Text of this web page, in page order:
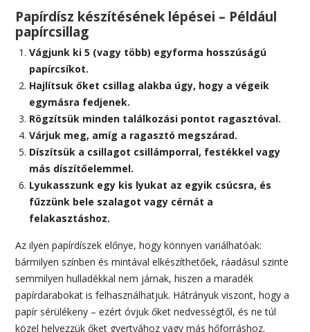
Papírdísz készítésének lépései – Például
papírcsillag
Vágjunk ki 5 (vagy több) egyforma hosszúságú
papírcsíkot.
Hajlítsuk őket csillag alakba úgy, hogy a végeik
egymásra fedjenek.
Rögzítsük minden találkozási pontot ragasztóval.
Várjuk meg, amíg a ragasztó megszárad.
Díszítsük a csillagot csillámporral, festékkel vagy
más díszítőelemmel.
Lyukasszunk egy kis lyukat az egyik csúcsra, és
fűzzünk bele szalagot vagy cérnát a
felakasztáshoz.
Az ilyen papírdíszek előnye, hogy könnyen variálhatóak:
bármilyen színben és mintával elkészíthetőek, ráadásul szinte
semmilyen hulladékkal nem járnak, hiszen a maradék
papírdarabokat is felhasználhatjuk. Hátrányuk viszont, hogy a
papír sérülékeny – ezért óvjuk őket nedvességtől, és ne túl
közel helyezzük őket gyertyához vagy más hőforráshoz.